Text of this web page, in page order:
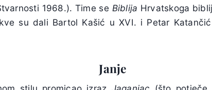
1968.). Time se Biblija Hrvatskoga
su dali Bartol Kašić u XVI. i Petar
Janje